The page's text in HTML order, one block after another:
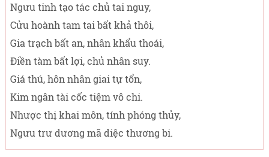
Ngưu tinh tạo tác chủ tai nguy,
Cửu hoành tam tai bất khả thôi,
Gia trạch bất an, nhân khẩu thoái,
Điền tàm bất lợi, chủ nhân suy.
Giá thú, hôn nhân giai tự tổn,
Kim ngân tài cốc tiệm vô chi.
Nhược thị khai môn, tính phóng thủy,
Ngưu trư dương mã diệc thương bi.